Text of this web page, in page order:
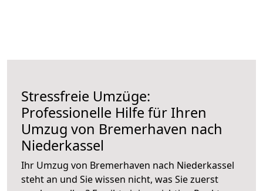
Stressfreie Umzüge:
Professionelle Hilfe für Ihren
Umzug von Bremerhaven nach
Niederkassel
Ihr Umzug von Bremerhaven nach Niederkassel
steht an und Sie wissen nicht, was Sie zuerst